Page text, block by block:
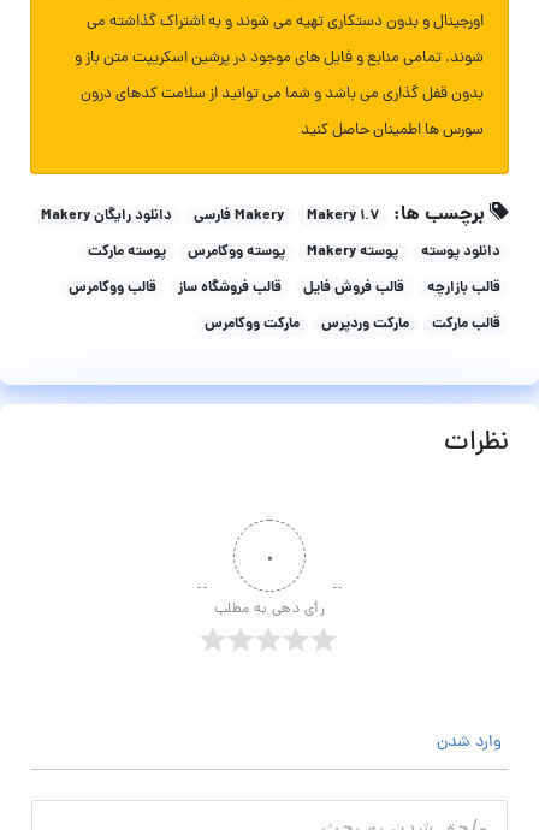
اورجینال و بدون دستکاری تهیه می شوند و به اشتراک گذاشته می
شوند. تمامی منابع و فایل های موجود در پرشین اسکریپت متن باز و
بدون قفل گذاری می باشد و شما می توانید از سلامت کدهای درون
سورس ها اطمینان حاصل کنید
برچسب ها: Makery 1.7 Makery فارسی
دانلود رایگان Makery
دانلود پوسته
پوسته Makery پوسته ووکامرس
پوسته مارکت
قالب بازارچه
قالب فروش فایل قالب فروشگاه ساز
قالب ووکامرس
قالب مارکت
مارکت وردپرس مارکت ووکامرس
نظرات
۰
رأی دهی به مطلب
وارد شدن